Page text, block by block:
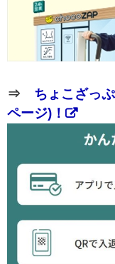
⇒ ちょこざっ
ページ)！